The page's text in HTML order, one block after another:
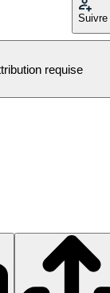
Suivre
requise